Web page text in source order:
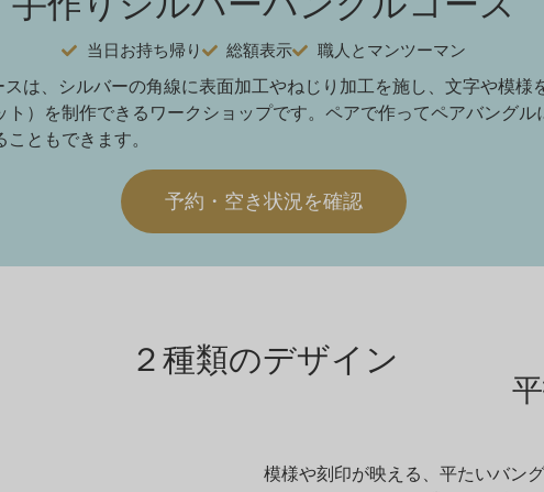
当日お持ち帰り 総額表示
職人とマンツーマン
は、シルバーの角線に表面加工やねじり加工を施し、文字や模様
）を制作できるワークショップです。ペアで作ってペアバング
ともできます。
予約・空き状況を確認
２種類のデザイン
模様や刻印が映える、平たいバン